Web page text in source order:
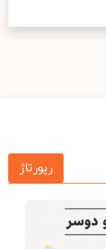
رپورتاژ